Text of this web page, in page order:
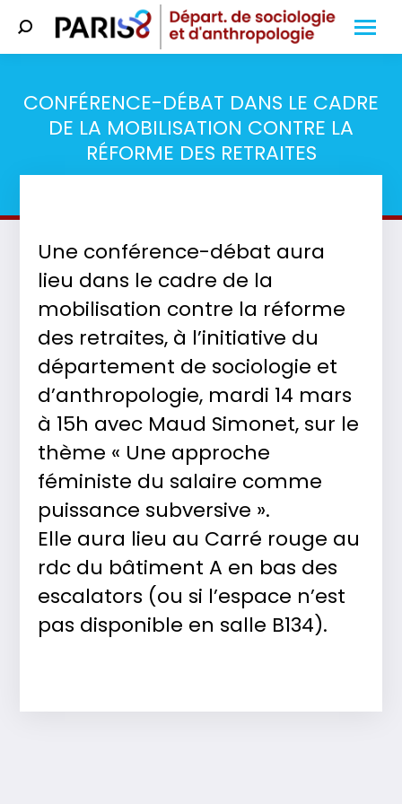
Search:
CONFÉRENCE-DÉBAT DANS LE CADRE
DE LA MOBILISATION CONTRE LA
RÉFORME DES RETRAITES
Vous êtes ici :
Une conférence-débat aura
lieu dans le cadre de la
mobilisation contre la réforme
des retraites, à l’initiative du
département de sociologie et
d’anthropologie, mardi 14 mars
à 15h avec Maud Simonet, sur le
thème « Une approche
féministe du salaire comme
puissance subversive ».
Elle aura lieu au Carré rouge au
rdc du bâtiment A en bas des
escalators (ou si l’espace n’est
pas disponible en salle B134).